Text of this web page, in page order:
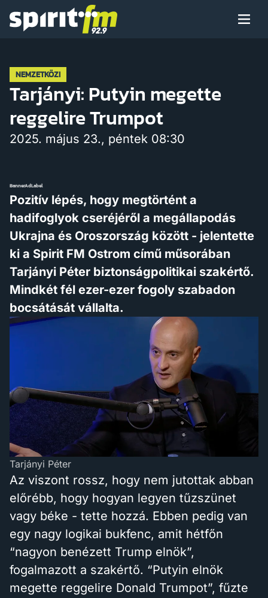
Arcaink
Műsor
Hírek
NEMZETKÖZI
Tarjányi: Putyin megette
reggelire Trumpot
2025. május 23., péntek 08:30
BannerAdLabel
Pozitív lépés, hogy megtörtént a
hadifoglyok cseréjéről a megállapodás
Ukrajna és Oroszország között - jelentette
ki a Spirit FM Ostrom című műsorában
Tarjányi Péter biztonságpolitikai szakértő.
Mindkét fél ezer-ezer fogoly szabadon
bocsátását vállalta.
Tarjányi Péter
Az viszont rossz, hogy nem jutottak abban
előrébb, hogy hogyan legyen tűzszünet
vagy béke - tette hozzá. Ebben pedig van
egy nagy logikai bukfenc, amit hétfőn
“nagyon benézett Trump elnök”,
fogalmazott a szakértő. “Putyin elnök
megette reggelire Donald Trumpot”, fűzte